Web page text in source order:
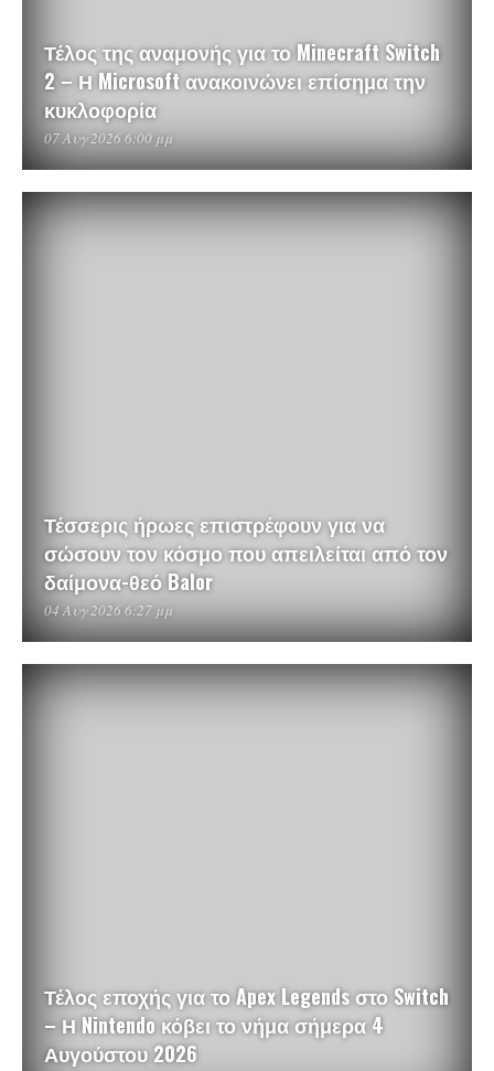
Τέλος της αναμονής για το Minecraft Switch
2 – Η Microsoft ανακοινώνει επίσημα την
κυκλοφορία
07 Αυγ 2026 6:00 μμ
Τέσσερις ήρωες επιστρέφουν για να
σώσουν τον κόσμο που απειλείται από τον
δαίμονα-θεό Balor
04 Αυγ 2026 6:27 μμ
Τέλος εποχής για το Apex Legends στο Switch
– Η Nintendo κόβει το νήμα σήμερα 4
Αυγούστου 2026